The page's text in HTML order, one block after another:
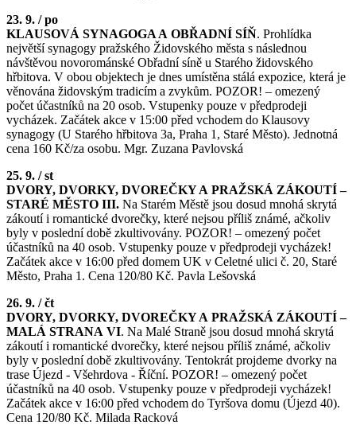
23. 9. / po
KLAUSOVÁ SYNAGOGA A OBŘADNÍ SÍŇ. Prohlídka
největší synagogy pražského Židovského města s následnou
návštěvou novorománské Obřadní síně u Starého židovského
hřbitova. V obou objektech je dnes umístěna stálá expozice, která je
věnována židovským tradicím a zvykům. POZOR! – omezený
počet účastníků na 20 osob. Vstupenky pouze v předprodeji
vycházek. Začátek akce v 15:00 před vchodem do Klausovy
synagogy (U Starého hřbitova 3a, Praha 1, Staré Město). Jednotná
cena 160 Kč/za osobu. Mgr. Zuzana Pavlovská
25. 9. / st
DVORY, DVORKY, DVOREČKY A PRAŽSKÁ ZÁKOUTÍ –
STARÉ MĚSTO III. Na Starém Městě jsou dosud mnohá skrytá
zákoutí i romantické dvorečky, které nejsou příliš známé, ačkoliv
byly v poslední době zkultivovány. POZOR! – omezený počet
účastníků na 40 osob. Vstupenky pouze v předprodeji vycházek!
Začátek akce v 16:00 před domem UK v Celetné ulici č. 20, Staré
Město, Praha 1. Cena 120/80 Kč. Pavla Lešovská
26. 9. / čt
DVORY, DVORKY, DVOREČKY A PRAŽSKÁ ZÁKOUTÍ –
MALÁ STRANA VI. Na Malé Straně jsou dosud mnohá skrytá
zákoutí i romantické dvorečky, které nejsou příliš známé, ačkoliv
byly v poslední době zkultivovány. Tentokrát projdeme dvorky na
trase Újezd - Všehrdova - Říční. POZOR! – omezený počet
účastníků na 40 osob. Vstupenky pouze v předprodeji vycházek!
Začátek akce v 16:00 před vchodem do Tyršova domu (Újezd 40).
Cena 120/80 Kč. Milada Racková